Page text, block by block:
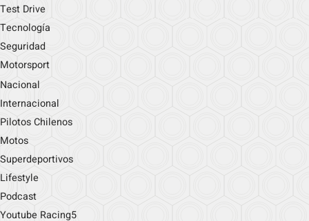
Test Drive
Tecnología
Seguridad
Motorsport
Nacional
Internacional
Pilotos Chilenos
Motos
Superdeportivos
Lifestyle
Podcast
Youtube Racing5